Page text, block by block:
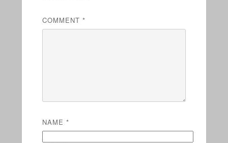
COMMENT *
NAME *